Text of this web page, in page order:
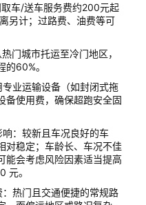
车/送车服务费约200元起
另计；过路费、油费等可
门城市托运至冷门地区，
60%。
业运输设备（如封闭式拖
备使用费，确保超跑安全固
：较新且车况良好的车
对稳定；车龄长、车况不佳
能会考虑风险因素适当提高
元。
热门且交通便捷的常规路